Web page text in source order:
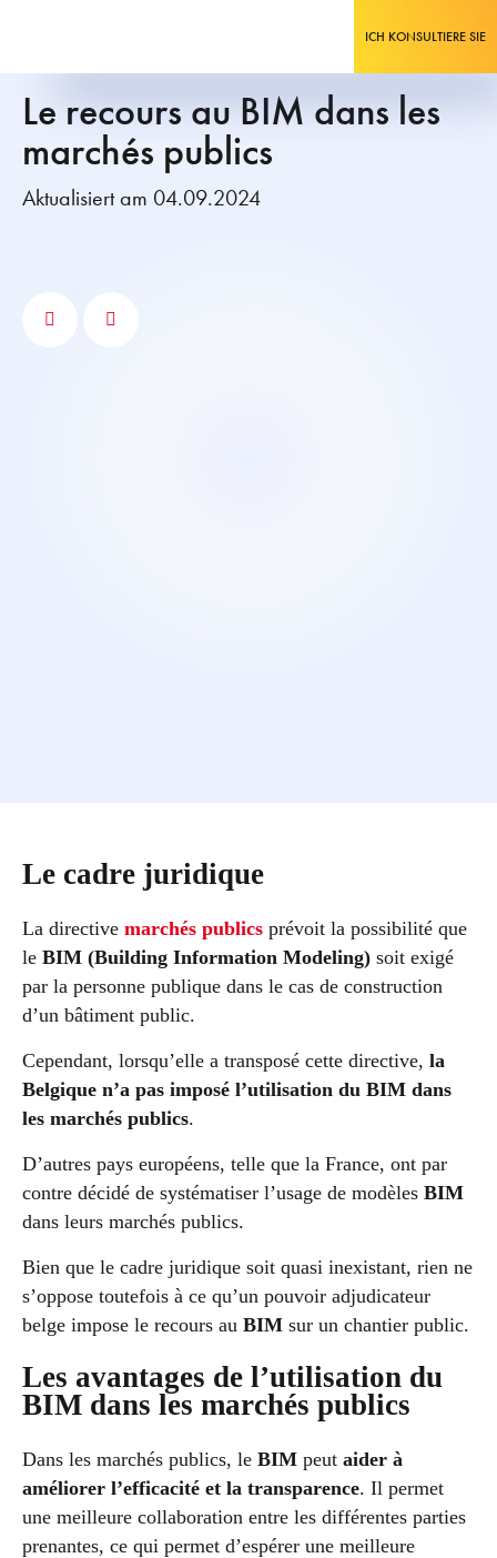
ICH KONSULTIERE SIE
Le recours au BIM dans les
marchés publics
Aktualisiert am 04.09.2024
Le cadre juridique
La directive marchés publics prévoit la possibilité que
le BIM (Building Information Modeling) soit exigé
par la personne publique dans le cas de construction
d’un bâtiment public.
Cependant, lorsqu’elle a transposé cette directive, la
Belgique n’a pas imposé l’utilisation du BIM dans
les marchés publics.
D’autres pays européens, telle que la France, ont par
contre décidé de systématiser l’usage de modèles BIM
dans leurs marchés publics.
Bien que le cadre juridique soit quasi inexistant, rien ne
s’oppose toutefois à ce qu’un pouvoir adjudicateur
belge impose le recours au BIM sur un chantier public.
Les avantages de l’utilisation du
BIM dans les marchés publics
Dans les marchés publics, le BIM peut aider à
améliorer l’efficacité et la transparence. Il permet
une meilleure collaboration entre les différentes parties
prenantes, ce qui permet d’espérer une meilleure